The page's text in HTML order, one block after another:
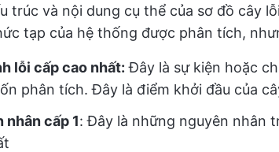
trúc và nội dung cụ thể của sơ đồ cây
tạp của hệ thống được phân tích,
lỗi cấp cao nhất: Đây là sự kiện hoặc
phân tích. Đây là điểm khởi đầu của
nhân cấp 1: Đây là những nguyên nhân